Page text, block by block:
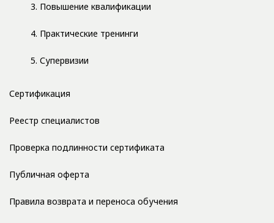
3. Повышение квалификации
4. Практические тренинги
5. Супервизии
Сертификация
Реестр специалистов
Проверка подлинности сертификата
Публичная оферта
Правила возврата и переноса обучения